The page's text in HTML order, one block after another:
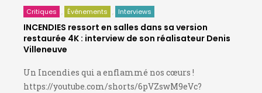
Critiques Événements Interviews
INCENDIES ressort en salles dans sa version
restaurée 4K : interview de son réalisateur Denis
Villeneuve
Un Incendies qui a enflammé nos cœurs !
https://youtube.com/shorts/6pVZswM9eVc?